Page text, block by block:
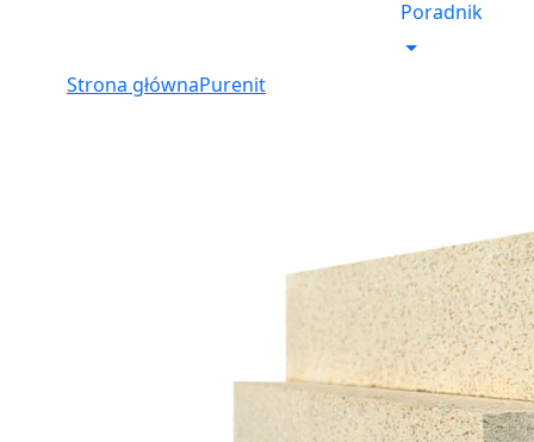
Poradnik
Strona głównaPurenit